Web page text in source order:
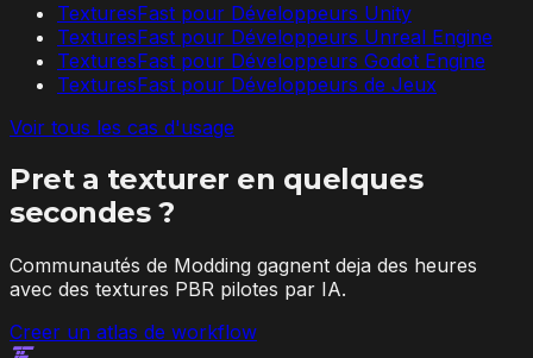
TexturesFast pour Développeurs Unity
TexturesFast pour Développeurs Unreal Engine
TexturesFast pour Développeurs Godot Engine
TexturesFast pour Développeurs de Jeux
Voir tous les cas d'usage
Pret a texturer en quelques
secondes ?
Communautés de Modding gagnent deja des heures
avec des textures PBR pilotes par IA.
Creer un atlas de workflow